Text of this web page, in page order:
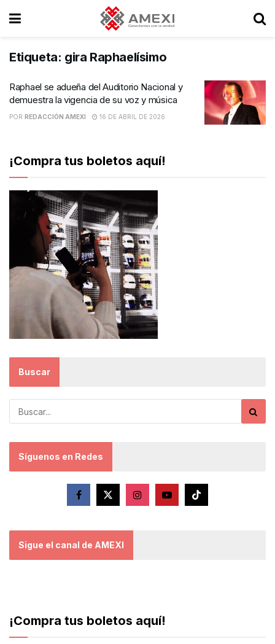
Etiqueta: gira Raphaelísimo
Raphael se adueña del Auditorio Nacional y
demuestra la vigencia de su voz y música
POR REDACCIÓN AMEXI 16 DE ABRIL DE 2026
¡Compra tus boletos aquí!
Buscar
Síguenos en Redes
Sigue el canal de AMEXI
¡Compra tus boletos aquí!